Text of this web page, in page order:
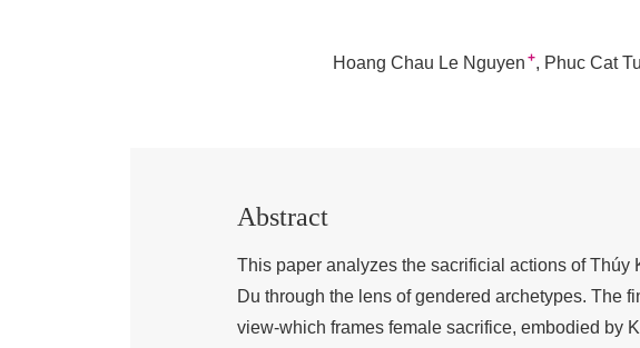
Hoang Chau Le Nguyen + Phuc Cat
Abstract
This paper analyzes the sacrificial actions of Thúy
Du through the lens of gendered archetypes. The
view-which frames female sacrifice, embodied by